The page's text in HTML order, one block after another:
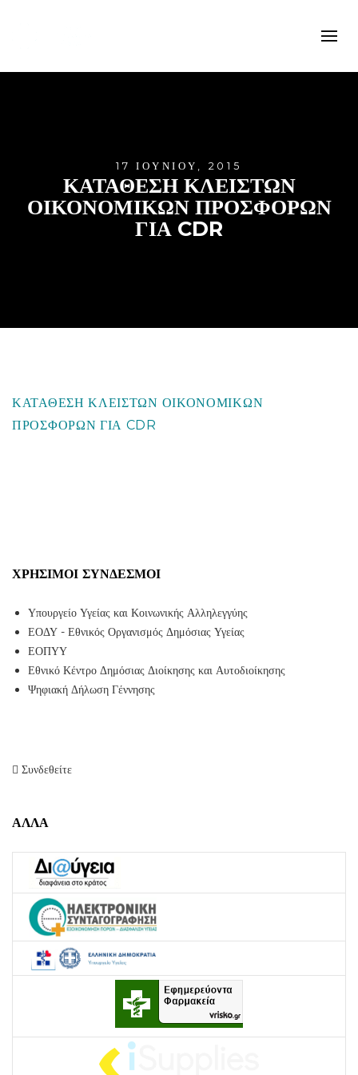
17 ΙΟΥΝΊΟΥ, 2015
ΚΑΤΑΘΕΣΗ ΚΛΕΙΣΤΩΝ
ΟΙΚΟΝΟΜΙΚΩΝ ΠΡΟΣΦΟΡΩΝ
ΓΙΑ CDR
ΚΑΤΑΘΕΣΗ ΚΛΕΙΣΤΩΝ ΟΙΚΟΝΟΜΙΚΩΝ
ΠΡΟΣΦΟΡΩΝ ΓΙΑ CDR
ΧΡΉΣΙΜΟΙ ΣΎΝΔΕΣΜΟΙ
Υπουργείο Υγείας και Κοινωνικής Αλληλεγγύης
ΕΟΔΥ - Εθνικός Οργανισμός Δημόσιας Υγείας
ΕΟΠΥΥ
Εθνικό Κέντρο Δημόσιας Διοίκησης και Αυτοδιοίκησης
Ψηφιακή Δήλωση Γέννησης
Συνδεθείτε
ΑΛΛΑ